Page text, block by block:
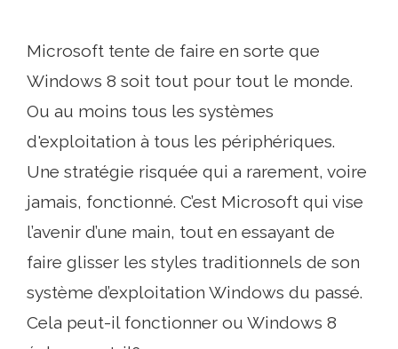
Microsoft tente de faire en sorte que
Windows 8 soit tout pour tout le monde.
Ou au moins tous les systèmes
d'exploitation à tous les périphériques.
Une stratégie risquée qui a rarement, voire
jamais, fonctionné. C’est Microsoft qui vise
l’avenir d’une main, tout en essayant de
faire glisser les styles traditionnels de son
système d’exploitation Windows du passé.
Cela peut-il fonctionner ou Windows 8